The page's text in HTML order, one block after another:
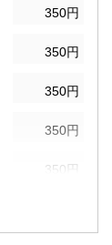
350円
350円
350円
350円
350円